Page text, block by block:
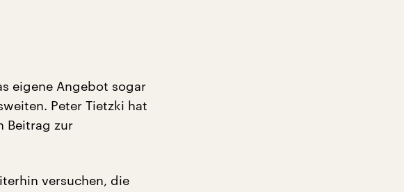
eigene Angebot sogar
Peter Tietzki hat
Beitrag zur
versuchen, die